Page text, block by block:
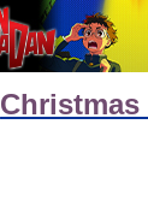
Christmas